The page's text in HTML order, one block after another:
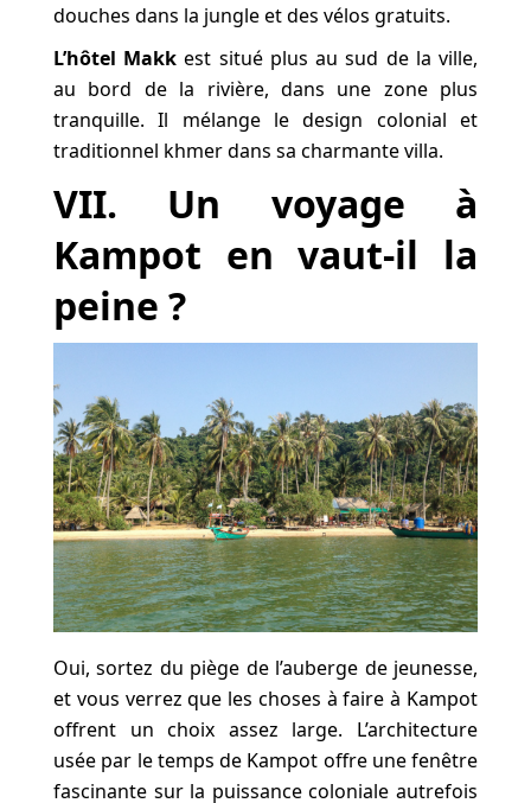
douches dans la jungle et des vélos gratuits.
L’hôtel Makk est situé plus au sud de la ville,
au bord de la rivière, dans une zone plus
tranquille. Il mélange le design colonial et
traditionnel khmer dans sa charmante villa.
VII. Un voyage à
Kampot en vaut-il la
peine ?
Oui, sortez du piège de l’auberge de jeunesse,
et vous verrez que les choses à faire à Kampot
offrent un choix assez large. L’architecture
usée par le temps de Kampot offre une fenêtre
fascinante sur la puissance coloniale autrefois